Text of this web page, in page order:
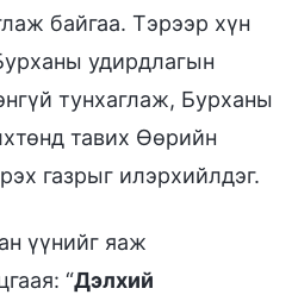
байгаа. Тэрээр хүн
удирдлагын
тунхаглаж, Бурханы
тавих Өөрийн
газрыг илэрхийлдэг.
үүнийг яаж
“Дэлхий